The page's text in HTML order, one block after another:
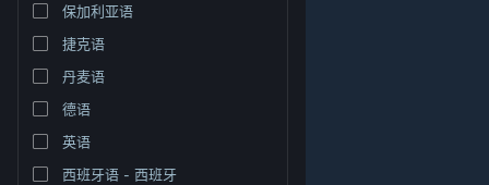
保加利亚语
捷克语
丹麦语
德语
英语
西班牙语 - 西班牙